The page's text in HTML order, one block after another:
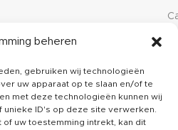
beheren
gebruiken wij technologieën
uw apparaat op te slaan en/of te
met deze technologieën kunnen wij
ID's op deze site verwerken.
uw toestemming intrekt, kan dit
24 Print and Card Solutions